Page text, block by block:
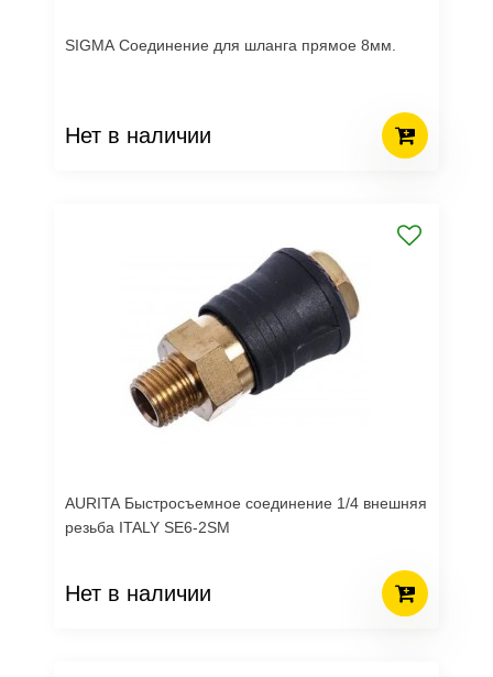
SIGMA Соединение для шланга прямое 8мм.
Нет в наличии
AURITA Быстросъемное соединение 1/4 внешняя
резьба ITALY SE6-2SM
Нет в наличии